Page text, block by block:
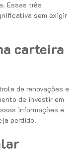
Essas três
sem exigir
carteira
de renovações e
de investir em
informações e
perdido.